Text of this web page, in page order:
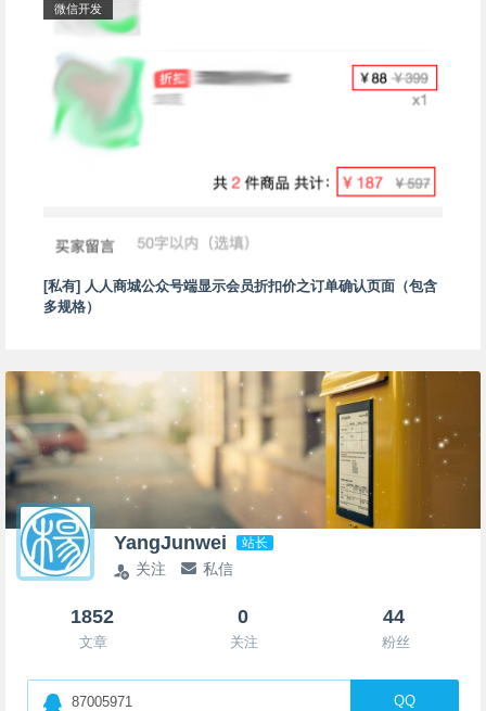
微信开发
[私有] 人人商城公众号端显示会员折扣价之订单确认页面（包含
多规格）
YangJunwei 站长
关注 私信
1852
文章
0
关注
44
粉丝
87005971 QQ